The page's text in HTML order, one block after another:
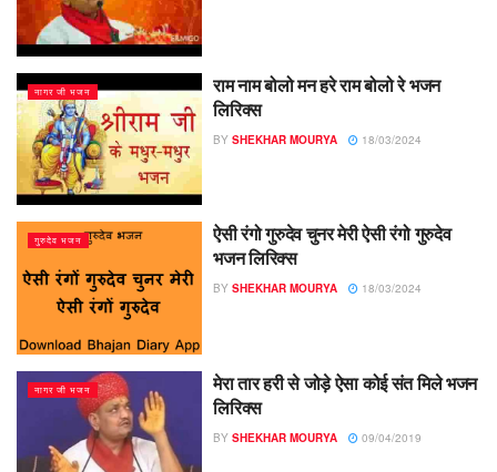
नागर जी भजन
राम नाम बोलो मन हरे राम बोलो रे भजन
लिरिक्स
BY SHEKHAR MOURYA 18/03/2024
गुरुदेव भजन
ऐसी रंगो गुरुदेव चुनर मेरी ऐसी रंगो गुरुदेव
भजन लिरिक्स
BY SHEKHAR MOURYA 18/03/2024
नागर जी भजन
मेरा तार हरी से जोड़े ऐसा कोई संत मिले भजन
लिरिक्स
BY SHEKHAR MOURYA 09/04/2019